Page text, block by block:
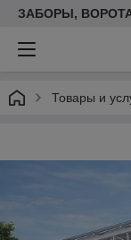
ЗАБОРЫ,
Товары и